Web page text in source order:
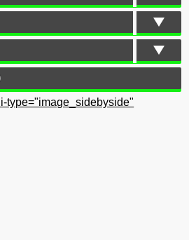
type="image_sidebyside"